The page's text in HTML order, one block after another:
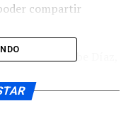
compartir
Luis Uribe Díaz,
informar,